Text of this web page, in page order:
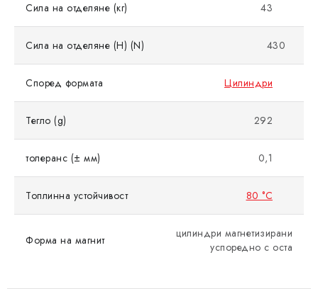
Сила на отделяне (кг) 43
Сила на отделяне (Н) (N) 430
Според формата Цилиндри
Тегло (g) 292
толеранс (± мм) 0,1
Топлинна устойчивост 80 °C
Форма на магнит
цилиндри магнетизирани
успоредно с оста